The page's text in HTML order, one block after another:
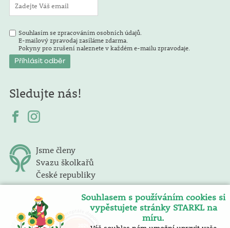
Souhlasím se zpracováním osobních údajů.
E-mailový zpravodaj zasíláme zdarma.
Pokyny pro zrušení naleznete v každém e-mailu zpravodaje.
Sledujte nás!
Jsme členy
Svazu školkařů
České republiky
Souhlasem s používáním cookies si
vypěstujete stránky STARKL na
míru.